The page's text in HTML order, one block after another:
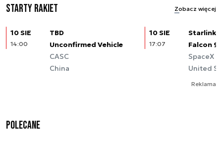
Starty rakiet Zobacz więcej
10 SIE
14:00
TBD
Unconfirmed Vehicle
CASC
China
10 SIE
17:07
Starlink
Falcon 9
SpaceX
United
Reklama
Polecane